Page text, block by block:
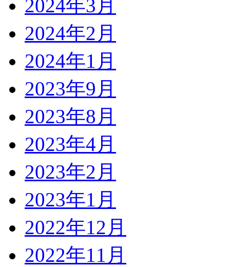
2024年3月
2024年2月
2024年1月
2023年9月
2023年8月
2023年4月
2023年2月
2023年1月
2022年12月
2022年11月